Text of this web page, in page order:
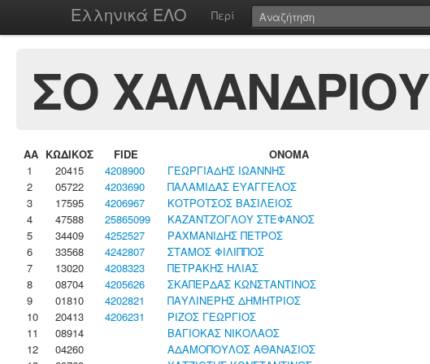
Ελληνικά ΕΛΟ Περί
ΣΟ ΧΑΛΑΝΔΡΙΟΥ
ΑΑ ΚΩΔΙΚΟΣ FIDE ΟΝΟΜΑ
1
20415 4208900 ΓΕΩΡΓΙΑΔΗΣ ΙΩΑΝΝΗΣ
2
05722 4203690 ΠΑΛΑΜΙΔΑΣ ΕΥΑΓΓΕΛΟΣ
3
17595 4206967 ΚΟΤΡΟΤΣΟΣ ΒΑΣΙΛΕΙΟΣ
4
47588 25865099 ΚΑΖΑΝΤΖΟΓΛΟΥ ΣΤΕΦΑΝΟΣ
5
34409 4252527 ΡΑΧΜΑΝΙΔΗΣ ΠΕΤΡΟΣ
6
33568 4242807 ΣΤΑΜΟΣ ΦΙΛΙΠΠΟΣ
7
13020 4208323 ΠΕΤΡΑΚΗΣ ΗΛΙΑΣ
8
08704 4205626 ΣΚΑΠΕΡΔΑΣ ΚΩΝΣΤΑΝΤΙΝΟΣ
9
01810 4202821 ΠΑΥΛΙΝΕΡΗΣ ΔΗΜΗΤΡΙΟΣ
10
20413 4206231 ΡΙΖΟΣ ΓΕΩΡΓΙΟΣ
11
08914 ΒΑΓΙΟΚΑΣ ΝΙΚΟΛΑΟΣ
12
04260 ΑΔΑΜΟΠΟΥΛΟΣ ΑΘΑΝΑΣΙΟΣ